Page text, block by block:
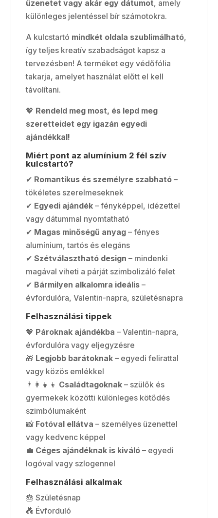
üzenetet vagy akár egy dátumot, amely
különleges jelentéssel bír számotokra.
A kulcstartó mindkét oldala szublimálható,
így teljes kreatív szabadságot kapsz a
tervezésben! A terméket egy védőfólia
takarja, amelyet használat előtt el kell
távolítani.
💖 Rendeld meg most, és lepd meg
szeretteidet egy igazán egyedi
ajándékkal!
Miért pont az alumínium 2 fél szív
kulcstartó?
✔ Romantikus és személyre szabható –
tökéletes szerelmeseknek
✔ Egyedi ajándék – fényképpel, idézettel
vagy dátummal nyomtatható
✔ Magas minőségű anyag – fényes
alumínium, tartós és elegáns
✔Szétválasztható design – mindenki
magával viheti a párját szimbolizáló felet
✔ Bármilyen alkalomra ideális –
évfordulóra, Valentin-napra, születésnapra
Felhasználási tippek
💖 Pároknak ajándékba – Valentin-napra,
évfordulóra vagy eljegyzésre
🎁 Legjobb barátoknak – egyedi felirattal
vagy közös emlékkel
👨‍👩‍👧‍👦 Családtagoknak – szülők és
gyermekek közötti különleges kötődés
szimbólumaként
📸 Fotóval ellátva – személyes üzenettel
vagy kedvenc képpel
💼 Céges ajándéknak is kiváló – egyedi
logóval vagy szlogennel
Felhasználási alkalmak
🎂 Születésnap
💑 Évforduló